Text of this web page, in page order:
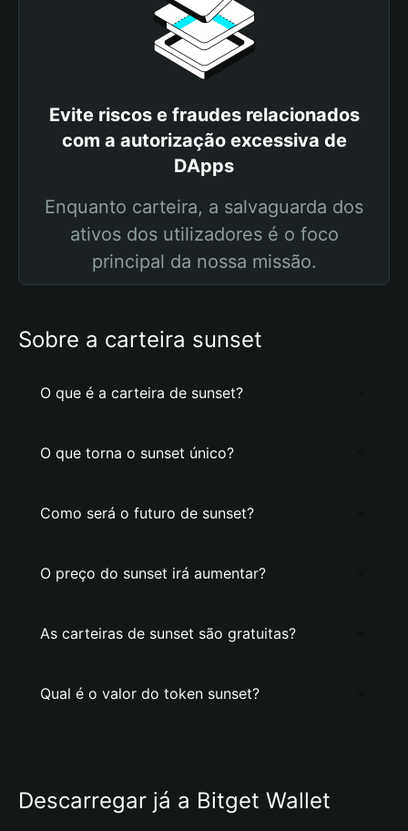
Evite riscos e fraudes relacionados
com a autorização excessiva de
DApps
Enquanto carteira, a salvaguarda dos
ativos dos utilizadores é o foco
principal da nossa missão.
Sobre a carteira sunset
O que é a carteira de sunset?
O que torna o sunset único?
Como será o futuro de sunset?
O preço do sunset irá aumentar?
As carteiras de sunset são gratuitas?
Qual é o valor do token sunset?
Descarregar já a Bitget Wallet